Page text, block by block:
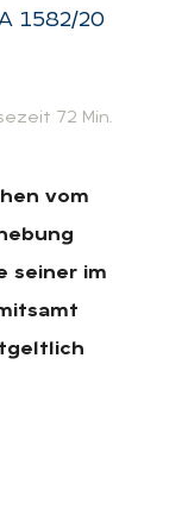
1582/20
72 Min.
vom
seiner im